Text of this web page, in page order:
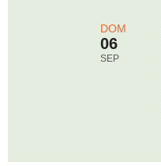
DOM
06
SEP